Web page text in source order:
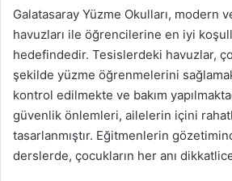
Galatasaray Yüzme Okulları, modern
havuzları ile öğrencilerine en iyi
hedefindedir. Tesislerdeki havuzlar,
şekilde yüzme öğrenmelerini
kontrol edilmekte ve bakım
güvenlik önlemleri, ailelerin içini
tasarlanmıştır. Eğitmenlerin
derslerde, çocukların her anı